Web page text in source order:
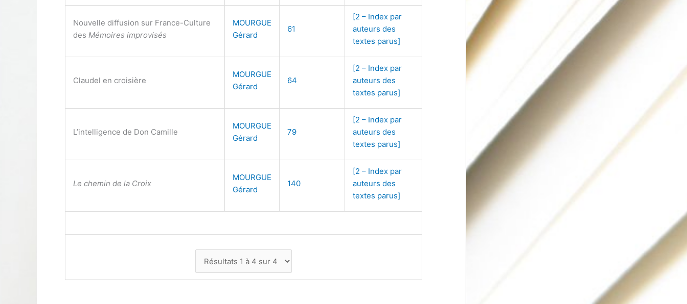
Nouvelle diffusion sur France-Culture
des Mémoires improvisés
MOURGUE
Gérard
61
[2 – Index par
auteurs des
textes parus]
Claudel en croisière
MOURGUE
Gérard
64
[2 – Index par
auteurs des
textes parus]
L’intelligence de Don Camille
MOURGUE
Gérard
79
[2 – Index par
auteurs des
textes parus]
Le chemin de la Croix
MOURGUE
Gérard
140
[2 – Index par
auteurs des
textes parus]